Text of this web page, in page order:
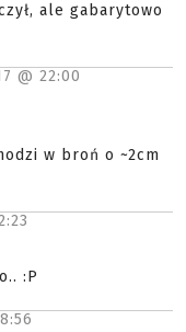
ale gabarytowo
@ 22:00
w broń o ~2cm
:P